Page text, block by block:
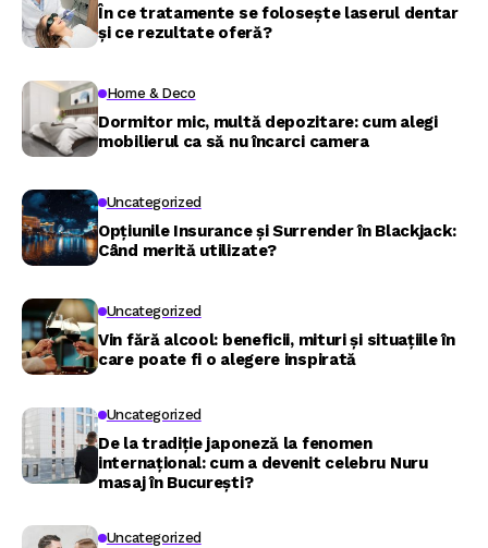
În ce tratamente se folosește laserul dentar
și ce rezultate oferă?
Home & Deco
Dormitor mic, multă depozitare: cum alegi
mobilierul ca să nu încarci camera
Uncategorized
Opțiunile Insurance și Surrender în Blackjack:
Când merită utilizate?
Uncategorized
Vin fără alcool: beneficii, mituri și situațiile în
care poate fi o alegere inspirată
Uncategorized
De la tradiție japoneză la fenomen
internațional: cum a devenit celebru Nuru
masaj în București?
Uncategorized